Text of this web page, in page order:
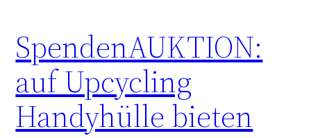
SpendenAUKTION:
auf Upcycling
Handyhülle bieten